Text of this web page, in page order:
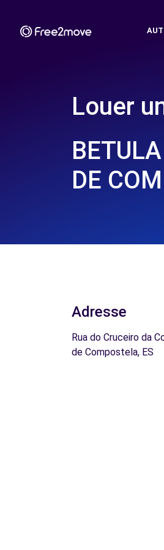
Louer
DE
Adresse
Rua do Cruceiro da
de Compostela, ES